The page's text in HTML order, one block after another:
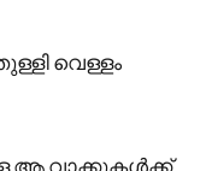
വെള്ളം
ആ വാക്കുകൾക്ക്